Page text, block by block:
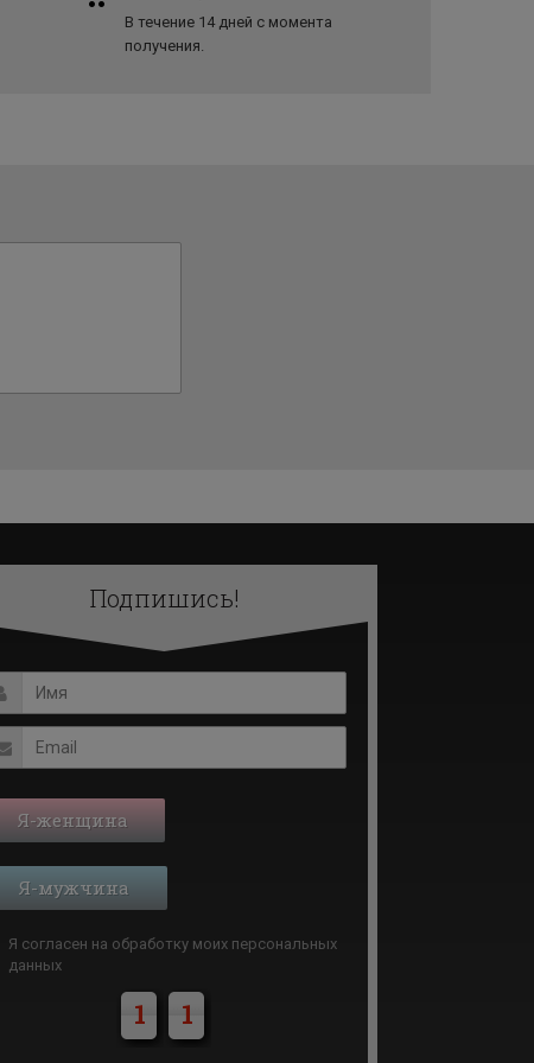
В течение 14 дней с момента
получения.
Подпишись!
Я-женщина
Я-мужчина
Я согласен на обработку моих персональных
данных
1 1